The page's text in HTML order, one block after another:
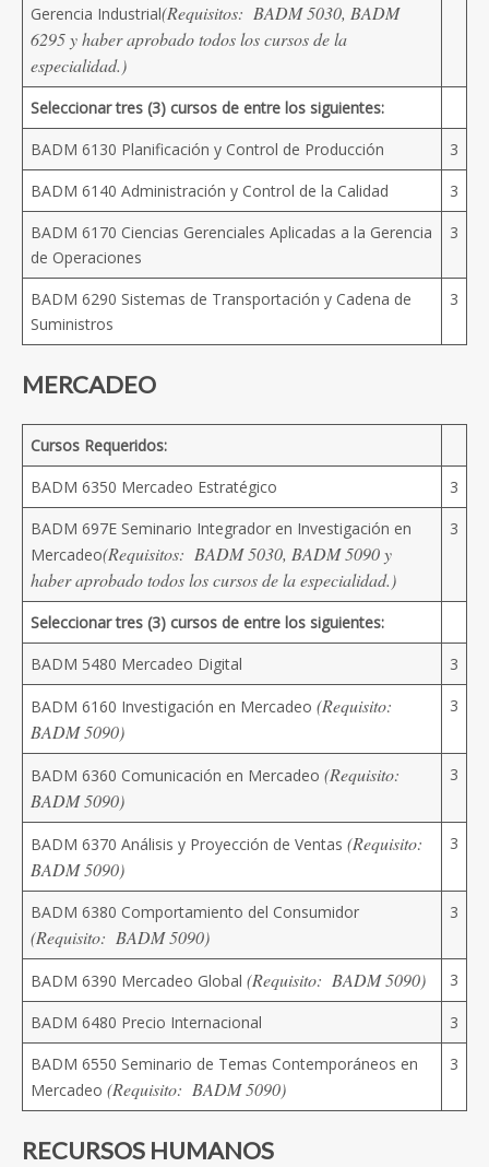
Gerencia Industrial(Requisitos: BADM 5030, BADM
6295 y haber aprobado todos los cursos de la
especialidad.)
Seleccionar tres (3) cursos de entre los siguientes:
BADM 6130 Planificación y Control de Producción
3
BADM 6140 Administración y Control de la Calidad
3
BADM 6170 Ciencias Gerenciales Aplicadas a la Gerencia
de Operaciones
3
BADM 6290 Sistemas de Transportación y Cadena de
Suministros
3
MERCADEO
Cursos Requeridos:
BADM 6350 Mercadeo Estratégico
3
BADM 697E Seminario Integrador en Investigación en
Mercadeo(Requisitos: BADM 5030, BADM 5090 y
haber aprobado todos los cursos de la especialidad.)
3
Seleccionar tres (3) cursos de entre los siguientes:
BADM 5480 Mercadeo Digital
3
BADM 6160 Investigación en Mercadeo (Requisito:
BADM 5090)
3
BADM 6360 Comunicación en Mercadeo (Requisito:
BADM 5090)
3
BADM 6370 Análisis y Proyección de Ventas (Requisito:
BADM 5090)
3
BADM 6380 Comportamiento del Consumidor
(Requisito: BADM 5090)
3
BADM 6390 Mercadeo Global (Requisito: BADM 5090) 3
BADM 6480 Precio Internacional
3
BADM 6550 Seminario de Temas Contemporáneos en
Mercadeo (Requisito: BADM 5090)
3
RECURSOS HUMANOS